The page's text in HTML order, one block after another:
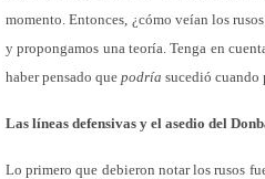
momento. Entonces, ¿cómo veían los
y propongamos una teoría. Tenga en
haber pensado que podría sucedió cuando
Las líneas defensivas y el asedio del
Lo primero que debieron notar los rusos